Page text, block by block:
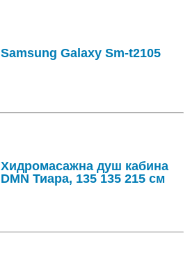
Samsung Galaxy Sm-t2105
Хидромасажна душ кабина
DMN Тиара, 135 135 215 см